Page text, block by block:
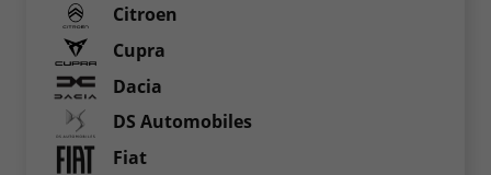
Citroen
Cupra
Dacia
DS Automobiles
Fiat